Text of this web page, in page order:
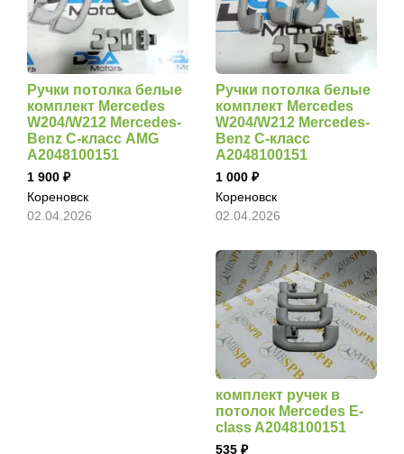
Ручки потолка белые
комплект Mercedes
W204/W212 Mercedes-
Benz C-класс AMG
A2048100151
1 900
Кореновск
02.04.2026
Ручки потолка белые
комплект Mercedes
W204/W212 Mercedes-
Benz C-класс
A2048100151
1 000
Кореновск
02.04.2026
комплект ручек в
потолок Mercedes E-
class A2048100151
535